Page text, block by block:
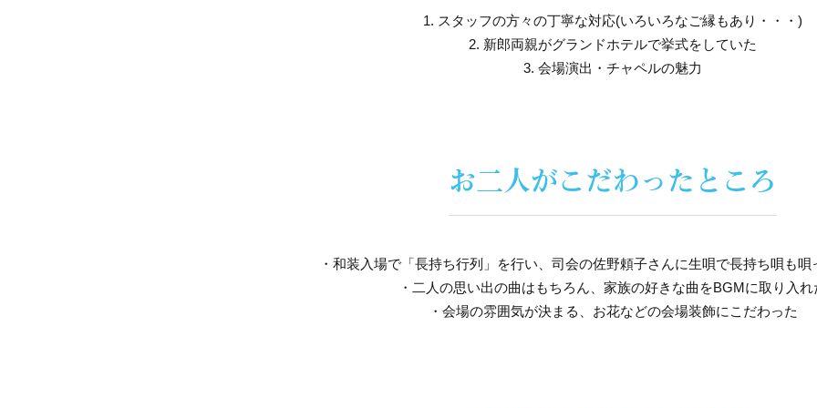
1. スタッフの方々の丁寧な対応(いろいろなご縁もあり・・・)
2. 新郎両親がグランドホテルで挙式をしていた
3. 会場演出・チャペルの魅力
お二人がこだわったところ
・和装入場で「長持ち行列」を行い、司会の佐野頼子さんに生唄で長持ち唄も唄
・二人の思い出の曲はもちろん、家族の好きな曲をBGMに取り入れ
・会場の雰囲気が決まる、お花などの会場装飾にこだわった